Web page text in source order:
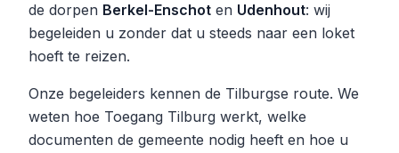
de dorpen Berkel-Enschot en Udenhout: wij
begeleiden u zonder dat u steeds naar een loket
hoeft te reizen.
Onze begeleiders kennen de Tilburgse route. We
weten hoe Toegang Tilburg werkt, welke
documenten de gemeente nodig heeft en hoe u